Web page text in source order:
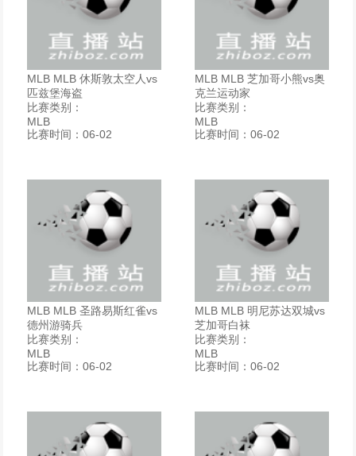
MLB MLB 休斯敦太空人vs
匹兹堡海盗
比赛类别：
MLB
比赛时间：06-02
MLB MLB 芝加哥小熊vs奥
克兰运动家
比赛类别：
MLB
比赛时间：06-02
MLB MLB 圣路易斯红雀vs
德州游骑兵
比赛类别：
MLB
比赛时间：06-02
MLB MLB 明尼苏达双城vs
芝加哥白袜
比赛类别：
MLB
比赛时间：06-02